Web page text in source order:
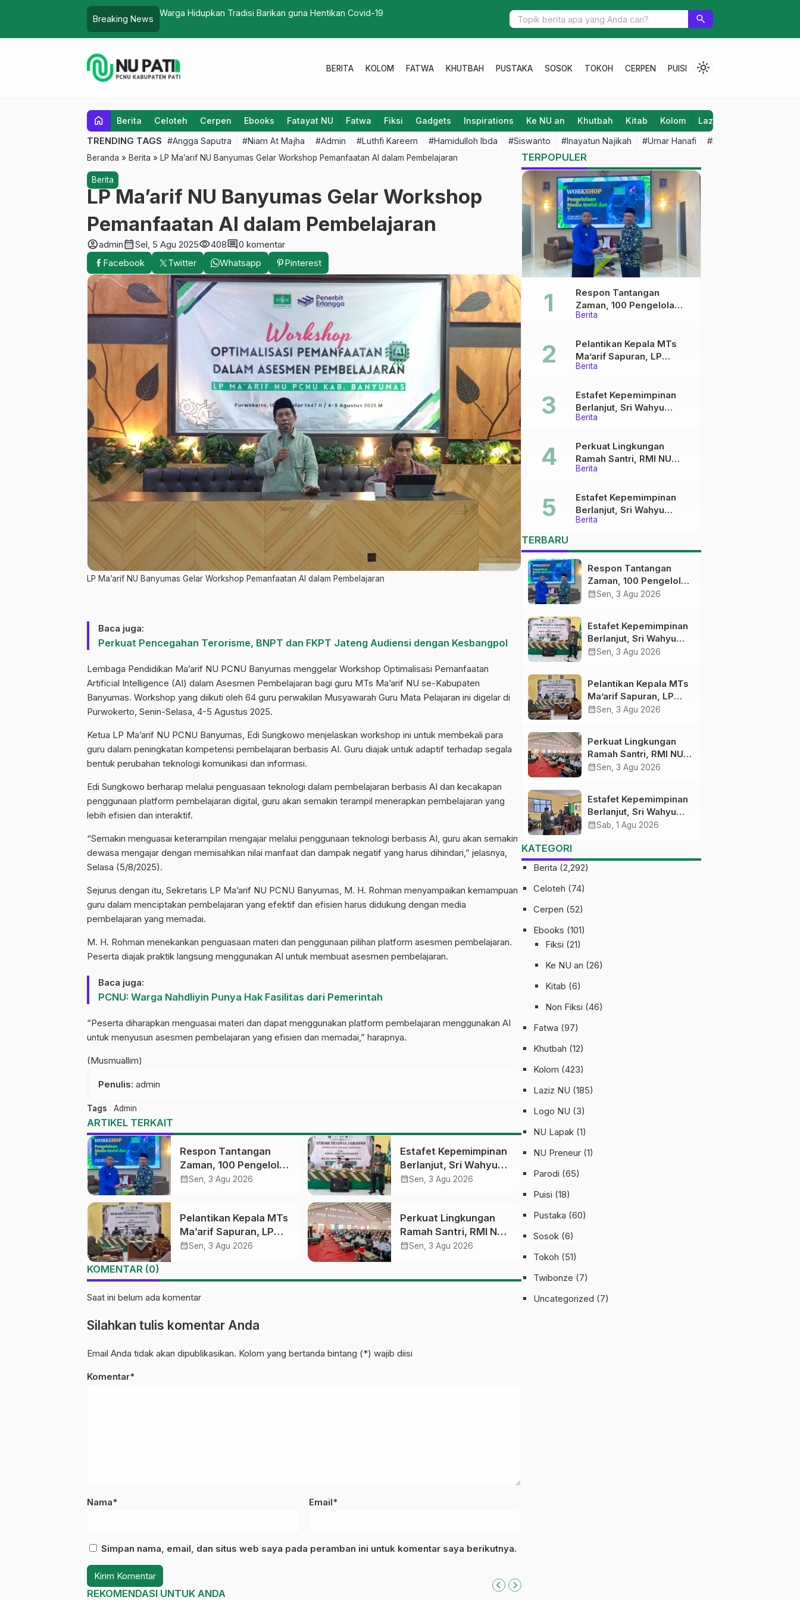
Breaking News
RMINU Pati Lepas Santri Lirboyo Balik ke Pesantren Wakil Rektor Inisnu Temanggung Juara II Lomba Penulisan Naskah
search
BERITA KOLOM FATWA KHUTBAH PUSTAKA SOSOK TOKOH CERPEN PUISI light_mode
home Berita Celoteh Cerpen Ebooks Fatayat NU Fatwa Fiksi Gadgets Inspirations Ke NU an Khutbah Kitab Kolom Laziz NU
TRENDING TAGS #Angga Saputra #Niam At Majha #Admin #Luthfi Kareem #Hamidulloh Ibda #Siswanto #Inayatun Najikah #Umar Hanafi #M Iqbal Dawami
Beranda » Berita » LP Ma’arif NU Banyumas Gelar Workshop Pemanfaatan AI dalam Pembelajaran
Berita
LP Ma’arif NU Banyumas Gelar Workshop
Pemanfaatan AI dalam Pembelajaran
account_circleadmincalendar_monthSel, 5 Agu 2025visibility408comment0 komentar
Facebook
Twitter Whatsapp Pinterest
LP Ma’arif NU Banyumas Gelar Workshop Pemanfaatan AI dalam Pembelajaran
Baca juga:
Perkuat Pencegahan Terorisme, BNPT dan FKPT Jateng Audiensi dengan Kesbangpol
Lembaga Pendidikan Ma’arif NU PCNU Banyumas menggelar Workshop Optimalisasi Pemanfaatan
Artificial Intelligence (AI) dalam Asesmen Pembelajaran bagi guru MTs Ma’arif NU se-Kabupaten
Banyumas. Workshop yang diikuti oleh 64 guru perwakilan Musyawarah Guru Mata Pelajaran ini digelar di
Purwokerto, Senin-Selasa, 4-5 Agustus 2025.
Ketua LP Ma’arif NU PCNU Banyumas, Edi Sungkowo menjelaskan workshop ini untuk membekali para
guru dalam peningkatan kompetensi pembelajaran berbasis AI. Guru diajak untuk adaptif terhadap segala
bentuk perubahan teknologi komunikasi dan informasi.
Edi Sungkowo berharap melalui penguasaan teknologi dalam pembelajaran berbasis AI dan kecakapan
penggunaan platform pembelajaran digital, guru akan semakin terampil menerapkan pembelajaran yang
lebih efisien dan interaktif.
“Semakin menguasai keterampilan mengajar melalui penggunaan teknologi berbasis AI, guru akan semakin
dewasa mengajar dengan memisahkan nilai manfaat dan dampak negatif yang harus dihindari,” jelasnya,
Selasa (5/8/2025).
Sejurus dengan itu, Sekretaris LP Ma’arif NU PCNU Banyumas, M. H. Rohman menyampaikan kemampuan
guru dalam menciptakan pembelajaran yang efektif dan efisien harus didukung dengan media
pembelajaran yang memadai.
M. H. Rohman menekankan penguasaan materi dan penggunaan pilihan platform asesmen pembelajaran.
Peserta diajak praktik langsung menggunakan AI untuk membuat asesmen pembelajaran.
Baca juga:
PCNU: Warga Nahdliyin Punya Hak Fasilitas dari Pemerintah
“Peserta diharapkan menguasai materi dan dapat menggunakan platform pembelajaran menggunakan AI
untuk menyusun asesmen pembelajaran yang efisien dan memadai,” harapnya.
(Musmuallim)
Penulis: admin
Tags Admin
ARTIKEL TERKAIT
Respon Tantangan
Zaman, 100 Pengelola
Medsos Sekolah
Digital
calendar_monthSen, 3 Agu 2026
Estafet Kepemimpinan
Berlanjut, Sri Wahyu
Susilowati Resmi
calendar_monthSen, 3 Agu 2026
Pelantikan Kepala MTs
Ma’arif Sapuran, LP
Ma’arif NU Wonosobo
calendar_monthSen, 3 Agu 2026
Perkuat Lingkungan
Ramah Santri, RMI NU
Gelar ‘Sambang
calendar_monthSen, 3 Agu 2026
KOMENTAR (0)
Saat ini belum ada komentar
Silahkan tulis komentar Anda
Email Anda tidak akan dipublikasikan. Kolom yang bertanda bintang (*) wajib diisi
Komentar*
Nama* Email*
Simpan nama, email, dan situs web saya pada peramban ini untuk komentar saya berikutnya.
REKOMENDASI UNTUK ANDA
TERPOPULER
Berita
Respon Tantangan
Zaman, 100 Pengelola
Medsos Sekolah Ma’arif
Pelatihan Literasi Digital
Berita
Pelantikan Kepala MTs
Ma’arif Sapuran, LP
Ma’arif NU Wonosobo
Kepemimpinan Nahdliyah
Berita
Estafet Kepemimpinan
Berlanjut, Sri Wahyu
Susilowati Resmi Pimpin
Berita
Perkuat Lingkungan
Ramah Santri, RMI NU
Gelar ‘Sambang
Berita
Estafet Kepemimpinan
Berlanjut, Sri Wahyu
Susilowati Resmi Pimpin
TERBARU
Respon Tantangan
Zaman, 100 Pengelola
Medsos Sekolah
Digital
calendar_monthSen, 3 Agu 2026
Estafet Kepemimpinan
Berlanjut, Sri Wahyu
Susilowati Resmi
calendar_monthSen, 3 Agu 2026
Pelantikan Kepala MTs
Ma’arif Sapuran, LP
Ma’arif NU Wonosobo
Kepemimpinan
Nahdliyah
calendar_monthSen, 3 Agu 2026
Perkuat Lingkungan
Ramah Santri, RMI NU
Gelar ‘Sambang
calendar_monthSen, 3 Agu 2026
Estafet Kepemimpinan
Berlanjut, Sri Wahyu
Susilowati Resmi
calendar_monthSab, 1 Agu 2026
KATEGORI
Berita (2,292)
Celoteh (74)
Cerpen (52)
Ebooks (101)
Fiksi (21)
Ke NU an (26)
Kitab (6)
Non Fiksi (46)
Fatwa (97)
Khutbah (12)
Kolom (423)
Laziz NU (185)
Logo NU (3)
NU Lapak (1)
NU Preneur (1)
Parodi (65)
Puisi (18)
Pustaka (60)
Sosok (6)
Tokoh (51)
Twibonze (7)
Uncategorized (7)